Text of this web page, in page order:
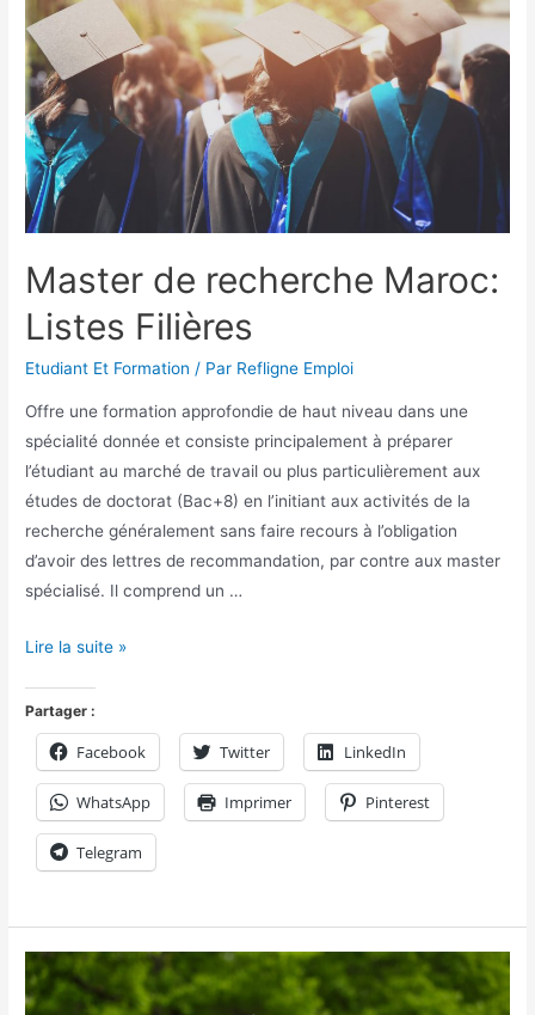
Master de recherche Maroc:
Listes Filières
Etudiant Et Formation / Par Refligne Emploi
Offre une formation approfondie de haut niveau dans une
spécialité donnée et consiste principalement à préparer
l’étudiant au marché de travail ou plus particulièrement aux
études de doctorat (Bac+8) en l’initiant aux activités de la
recherche généralement sans faire recours à l’obligation
d’avoir des lettres de recommandation, par contre aux master
spécialisé. Il comprend un …
Lire la suite »
Partager :
Facebook Twitter LinkedIn
WhatsApp Imprimer Pinterest
Telegram